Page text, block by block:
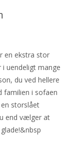
en ekstra stor
uendeligt mange
du ved hellere
familien i sofaen
storslået
end vælger at